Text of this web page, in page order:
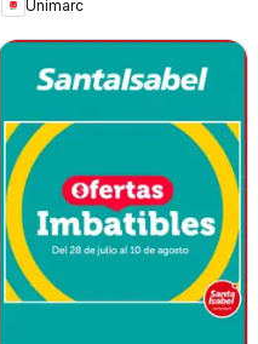
Unimarc